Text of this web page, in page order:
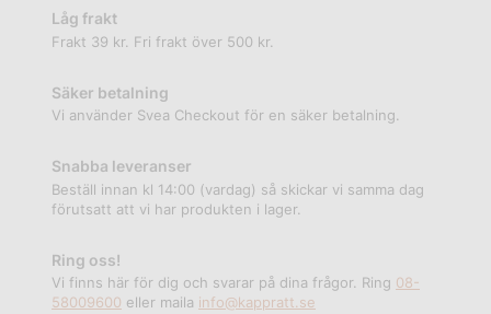
Låg frakt
Frakt 39 kr. Fri frakt över 500 kr.
Säker betalning
Vi använder Svea Checkout för en säker betalning.
Snabba leveranser
Beställ innan kl 14:00 (vardag) så skickar vi samma dag
förutsatt att vi har produkten i lager.
Ring oss!
Vi finns här för dig och svarar på dina frågor. Ring 08-
58009600 eller maila info@kappratt.se